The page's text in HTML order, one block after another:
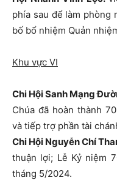
phía sau để làm phòng
bố bổ nhiệm Quản
Khu vực VI
Chi Hội Sanh Mạng
Chúa đã hoàn thành
và tiếp trợ phần tài
Chi Hội Nguyễn Chí
thuận lợi; Lễ Kỷ niệm
tháng 5/2024.